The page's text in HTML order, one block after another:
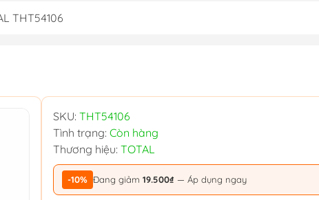
THT54106
SKU: THT54106
Tình trạng: Còn hàng
Thương hiệu: TOTAL
-10% Đang giảm 19.500₫ — Áp dụng ngay